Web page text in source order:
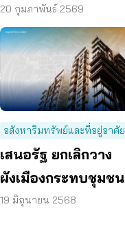
ชอบด้วยกฎหมาย
20 กุมภาพันธ์ 2569
อสังหาริมทรัพย์และที่อยู่อาศัย
เสนอรัฐ ยกเลิกวาง
ผังเมืองกระทบชุมชน
ปฏิรูปกฎหมายให้
19 มิถุนายน 2568